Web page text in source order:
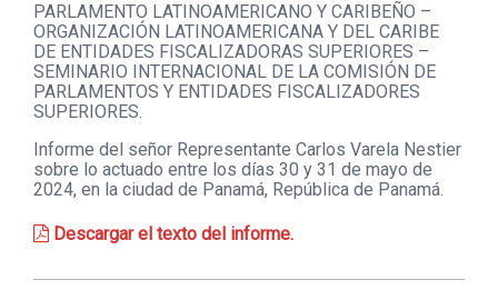
PARLAMENTO LATINOAMERICANO Y CARIBEÑO –
ORGANIZACIÓN LATINOAMERICANA Y DEL CARIBE
DE ENTIDADES FISCALIZADORAS SUPERIORES –
SEMINARIO INTERNACIONAL DE LA COMISIÓN DE
PARLAMENTOS Y ENTIDADES FISCALIZADORES
SUPERIORES.
Informe del señor Representante Carlos Varela Nestier
sobre lo actuado entre los días 30 y 31 de mayo de
2024, en la ciudad de Panamá, República de Panamá.
Descargar el texto del informe.